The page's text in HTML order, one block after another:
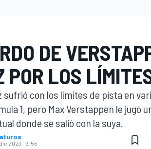
DE
POR LOS
sufrió con los límites de pista en
1, pero Max Verstappen le jugó
donde se salió con la suya.
2023, 13:55